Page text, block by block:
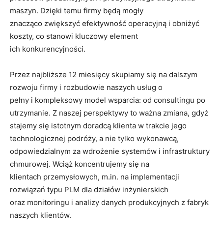
maszyn. Dzięki temu firmy będą mogły
znacząco zwiększyć efektywność operacyjną i obniżyć
koszty, co stanowi kluczowy element
ich konkurencyjności.
Przez najbliższe 12 miesięcy skupiamy się na dalszym
rozwoju firmy i rozbudowie naszych usług o
pełny i kompleksowy model wsparcia: od consultingu po
utrzymanie. Z naszej perspektywy to ważna zmiana, gdyż
stajemy się istotnym doradcą klienta w trakcie jego
technologicznej podróży, a nie tylko wykonawcą,
odpowiedzialnym za wdrożenie systemów i infrastruktury
chmurowej. Wciąż koncentrujemy się na
klientach przemysłowych, m.in. na implementacji
rozwiązań typu PLM dla działów inżynierskich
oraz monitoringu i analizy danych produkcyjnych z fabryk
naszych klientów.